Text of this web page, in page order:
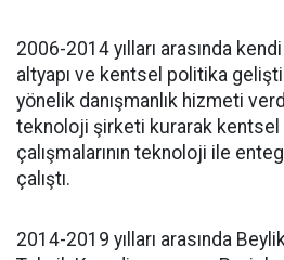
2006-2014 yılları arasında
altyapı ve kentsel politika
yönelik danışmanlık hizmeti
teknoloji şirketi kurarak kentsel
çalışmalarının teknoloji ile
çalıştı.
2014-2019 yılları arasında